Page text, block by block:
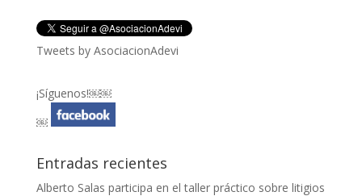
Tweets by AsociacionAdevi
¡Síguenos!￼￼
￼
Entradas recientes
Alberto Salas participa en el taller práctico sobre litigios